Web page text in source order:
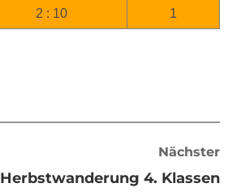
2 : 10 1
Nächster
Herbstwanderung 4. Klassen